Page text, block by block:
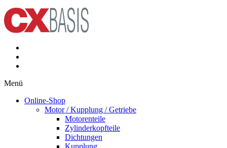
Menü
Online-Shop
Motor / Kupplung / Getriebe
Motorenteile
Zylinderkopfteile
Dichtungen
Kupplung